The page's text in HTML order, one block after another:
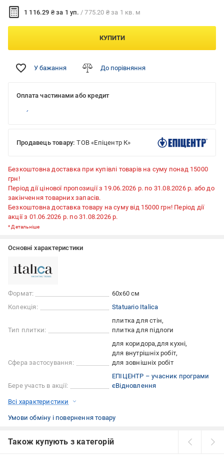
1 116.29 ₴ за 1 уп. / 775.20 ₴ за 1 кв. м
КУПИТИ
У бажання До порівняння
Оплата частинами або кредит
Продавець товару: ТОВ «Епіцентр К»
Безкоштовна доставка при купівлі товарів на суму понад 15000
грн!
Період дії цінової пропозиції з 19.06.2026 р. по 31.08.2026 р. або до
закінчення товарних запасів.
Безкоштовна доставка товару на суму від 15000 грн! Період дії
акції з 01.06.2026 р. по 31.08.2026 р.
*Детальніше
Основні характеристики
Формат:
60x60 см
Колекція:
Statuario Italica
Тип плитки:
плитка для стін
плитка для підлоги
Сфера застосування:
для коридора для кухні
для внутрішніх робіт
для зовнішніх робіт
Бере участь в акції:
ЕПІЦЕНТР – учасник програми
єВідновлення
Всі характеристики
Умови обміну і повернення товару
Також купують з категорій